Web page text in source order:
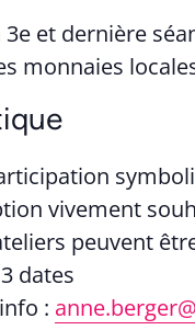
3e et dernière
monnaies
vivement
peuvent
dates
: